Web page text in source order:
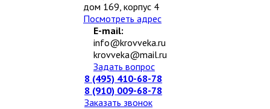
дом 169, корпус 4
Посмотреть адрес
E-mail:
info@krovveka.ru
krovveka@mail.ru
Задать вопрос
8 (495) 410-68-78
8 (910) 009-68-78
Заказать звонок